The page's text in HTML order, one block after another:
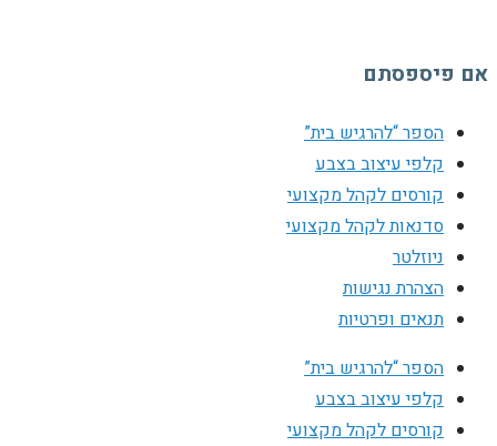
אם פיספסתם
הספר “להרגיש בית”
קלפי עיצוב בצבע
קורסים לקהל מקצועי
סדנאות לקהל מקצועי
ניוזלטר
הצהרת נגישות
תנאים ופרטיות
הספר “להרגיש בית”
קלפי עיצוב בצבע
קורסים לקהל מקצועי